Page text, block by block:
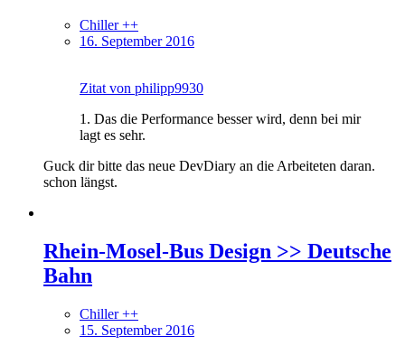
Chiller ++
16. September 2016
Zitat von philipp9930
1. Das die Performance besser wird, denn bei mir
lagt es sehr.
Guck dir bitte das neue DevDiary an die Arbeiteten daran.
schon längst.
Rhein-Mosel-Bus Design >> Deutsche
Bahn
Chiller ++
15. September 2016